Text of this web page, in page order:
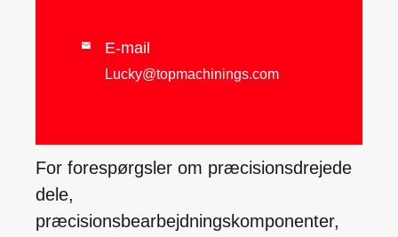
 E-mail
Lucky@topmachinings.com
For forespørgsler om præcisionsdrejede
dele,
præcisionsbearbejdningskomponenter,